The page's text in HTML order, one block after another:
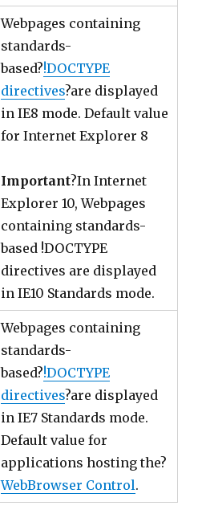
Webpages containing
standards-
based?!DOCTYPE
directives?are displayed
in IE8 mode. Default value
for Internet Explorer 8
Important?In Internet
Explorer 10, Webpages
containing standards-
based !DOCTYPE
directives are displayed
in IE10 Standards mode.
Webpages containing
standards-
based?!DOCTYPE
directives?are displayed
in IE7 Standards mode.
Default value for
applications hosting the?
WebBrowser Control.